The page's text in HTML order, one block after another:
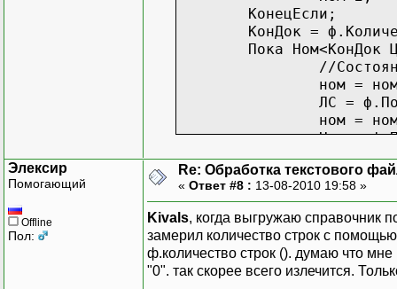
КонецЕсли;
КонДок =
Пока Ном<КонДок
//
ном =
ЛС =
ном =
Наим=
наб.Код
Если
КонецЦикла;
Возврат 1;
КонецФункции
Элексир
Помогающий
Offline
Пол:
Re: Обработка текстового
« Ответ #8 : 13-08-2010 19:58 »
Kivals, когда выгружаю справочник
замерил количество строк с
ф.количество строк (). думаю что
"0". так скорее всего излечится.